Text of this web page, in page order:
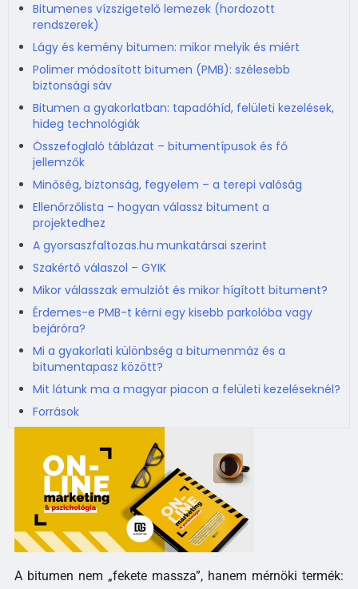
Bitumenes vízszigetelő lemezek (hordozott
rendszerek)
Lágy és kemény bitumen: mikor melyik és miért
Polimer módosított bitumen (PMB): szélesebb
biztonsági sáv
Bitumen a gyakorlatban: tapadóhíd, felületi kezelések,
hideg technológiák
Összefoglaló táblázat – bitumentípusok és fő
jellemzők
Minőség, biztonság, fegyelem – a terepi valóság
Ellenőrzőlista – hogyan válassz bitument a
projektedhez
A gyorsaszfaltozas.hu munkatársai szerint
Szakértő válaszol – GYIK
Mikor válasszak emulziót és mikor hígított bitument?
Érdemes-e PMB-t kérni egy kisebb parkolóba vagy
bejáróra?
Mi a gyakorlati különbség a bitumenmáz és a
bitumentapasz között?
Mit látunk ma a magyar piacon a felületi kezeléseknél?
Források
A bitumen nem „fekete massza”, hanem mérnöki termék: